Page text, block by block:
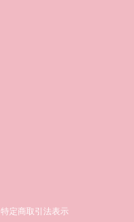
特定商取引法表示